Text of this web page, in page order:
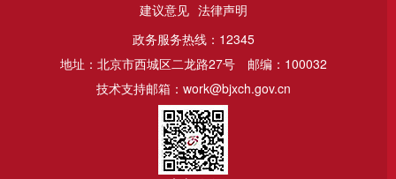
建议意见 法律声明
政务服务热线：12345
地址：北京市西城区二龙路27号
邮编：100032
技术支持邮箱：work@bjxch.gov.cn